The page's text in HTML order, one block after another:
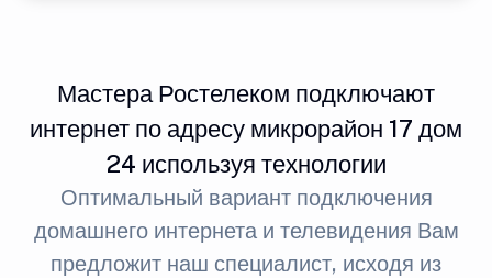
Мастера Ростелеком подключают
интернет по адресу микрорайон 17 дом
24 используя технологии
Оптимальный вариант подключения
домашнего интернета и телевидения Вам
предложит наш специалист, исходя из